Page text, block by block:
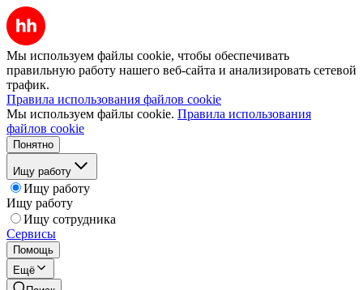
Мы используем файлы cookie, чтобы обеспечивать
правильную работу нашего веб-сайта и анализировать сетевой
трафик.
Правила использования файлов cookie
Мы используем файлы cookie. Правила использования
файлов cookie
Понятно
Ищу работу
Ищу работу
Ищу работу
Ищу сотрудника
Сервисы
Помощь
Ещё